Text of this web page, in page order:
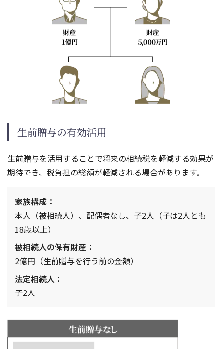
生前贈与の有効活用
生前贈与を活用することで将来の相続税を軽減する効果が
期待でき、税負担の総額が軽減される場合があります。
家族構成：
本人（被相続人）、配偶者なし、子2人（子は2人とも
18歳以上）
被相続人の保有財産：
2億円（生前贈与を行う前の金額）
法定相続人：
子2人